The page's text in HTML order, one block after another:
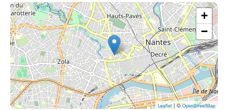
+
−
Leaflet| ©OpenStreetMap